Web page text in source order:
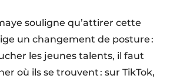
souligne qu’attirer cette
un changement de posture :
les jeunes talents, il faut
où ils se trouvent : sur TikTok,